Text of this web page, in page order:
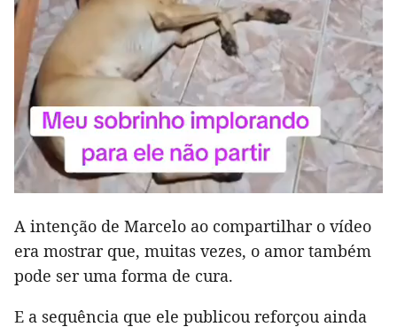
A intenção de Marcelo ao compartilhar o vídeo
era mostrar que, muitas vezes, o amor também
pode ser uma forma de cura.
E a sequência que ele publicou reforçou ainda